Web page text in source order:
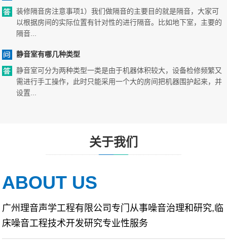
装修隔音房注意事项1）我们做隔音的主要目的就是隔音，大家可
以根据房间的实际位置有针对性的进行隔音。比如地下室，主要的
隔音...
静音室有哪几种类型
静音室可分为两种类型一类是由于机器体积较大，设备检修频繁又
需进行手工操作，此时只能采用一个大的房间把机器围护起来，并
设置...
关于我们
ABOUT US
广州理音声学工程有限公司专门从事噪音治理和研究,临
床噪音工程技术开发研究专业性服务